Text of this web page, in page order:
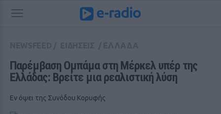
Παρέμβαση Ομπάμα στη Μέρκελ υπέρ της
Ελλάδας: Βρείτε μια ρεαλιστική λύση
Εν όψει της Συνόδου Κορυφής